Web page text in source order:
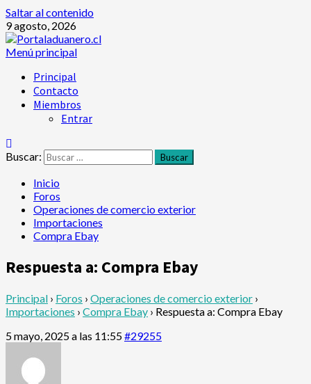
Saltar al contenido
9 agosto, 2026
Menú principal
Principal
Contacto
Miembros
Entrar
Buscar:
Inicio
Foros
Operaciones de comercio exterior
Importaciones
Compra Ebay
Respuesta a: Compra Ebay
Principal › Foros › Operaciones de comercio exterior ›
Importaciones › Compra Ebay › Respuesta a: Compra Ebay
5 mayo, 2025 a las 11:55#29255